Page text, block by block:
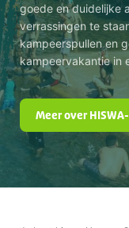
goede en duidelijke
verrassingen te
kampeerspullen en
kampeervakantie in
Meer over HISWA-